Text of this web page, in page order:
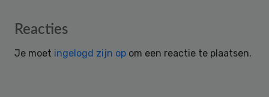
Reader
Reacties
Je moet ingelogd zijn op om een reactie te plaatsen.